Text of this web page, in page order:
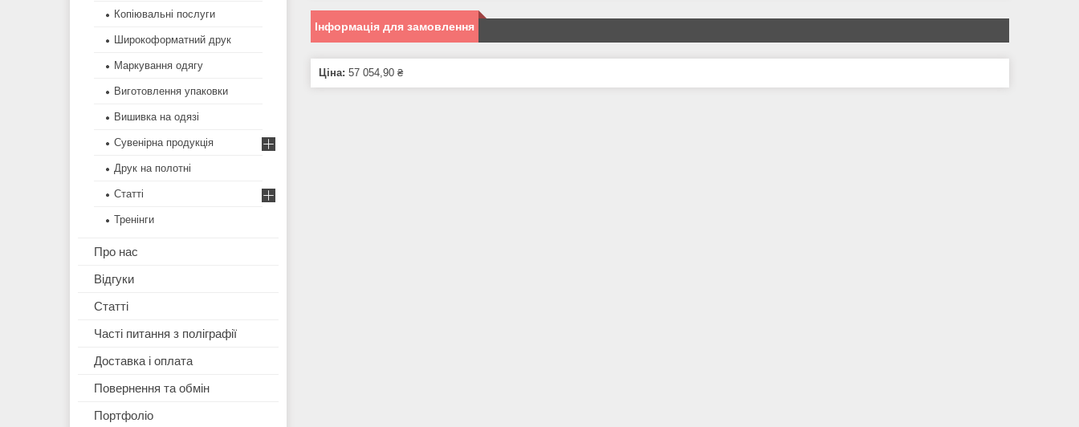
Інформація для замовлення
Ціна: 57 054,90 ₴
Копіювальні послуги
Широкоформатний друк
Маркування одягу
Виготовлення упаковки
Вишивка на одязі
Сувенірна продукція
Друк на полотні
Статті
Тренінги
Про нас
Відгуки
Статті
Часті питання з поліграфії
Доставка і оплата
Повернення та обмін
Портфоліо